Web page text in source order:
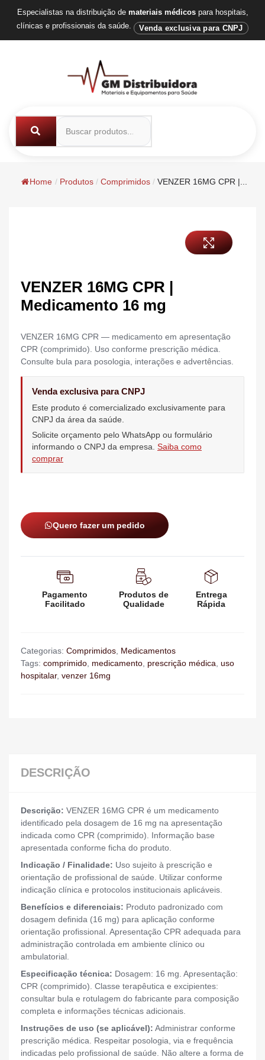
Especialistas na distribuição de materiais médicospara hospitais,
clínicas e profissionais da saúde.
Venda exclusiva para CNPJ
Home / Produtos / Comprimidos / VENZER 16MG CPR |...
VENZER 16MG CPR |
Medicamento 16 mg
VENZER 16MG CPR — medicamento em apresentação
CPR (comprimido). Uso conforme prescrição médica.
Consulte bula para posologia, interações e advertências.
Venda exclusiva para CNPJ
Este produto é comercializado exclusivamente para
CNPJ da área da saúde.
Solicite orçamento pelo WhatsApp ou formulário
informando o CNPJ da empresa. Saiba como
comprar
Quero fazer um pedido
Pagamento
Facilitado
Produtos de
Qualidade
Entrega
Rápida
Categorias: Comprimidos, Medicamentos
Tags: comprimido, medicamento, prescrição médica, uso
hospitalar, venzer 16mg
DESCRIÇÃO
Descrição: VENZER 16MG CPR é um medicamento
identificado pela dosagem de 16 mg na apresentação
indicada como CPR (comprimido). Informação base
apresentada conforme ficha do produto.
Indicação / Finalidade: Uso sujeito à prescrição e
orientação de profissional de saúde. Utilizar conforme
indicação clínica e protocolos institucionais aplicáveis.
Benefícios e diferenciais: Produto padronizado com
dosagem definida (16 mg) para aplicação conforme
orientação profissional. Apresentação CPR adequada para
administração controlada em ambiente clínico ou
ambulatorial.
Especificação técnica: Dosagem: 16 mg. Apresentação:
CPR (comprimido). Classe terapêutica e excipientes:
consultar bula e rotulagem do fabricante para composição
completa e informações técnicas adicionais.
Instruções de uso (se aplicável): Administrar conforme
prescrição médica. Respeitar posologia, via e frequência
indicadas pelo profissional de saúde. Não altere a forma de